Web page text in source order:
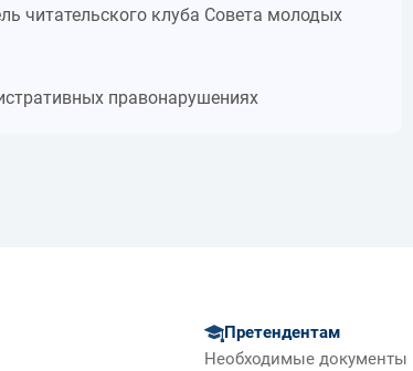
читательского клуба Совета молодых
правонарушениях
Претендентам
Необходимые документы